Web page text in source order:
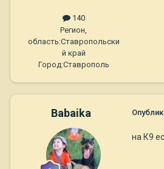
140
Регион,
область:Ставропольски
й край
Город:Ставрополь
Babaika
на К9